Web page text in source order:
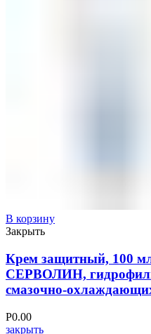
В корзину
Закрыть
Крем защитный, 100
СЕРВОЛИН,
смазочно-
Р0.00
закрыть